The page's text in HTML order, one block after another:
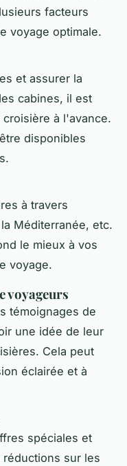
facteurs
voyage optimale.
et assurer la
cabines, il est
à l'avance.
disponibles
à travers
Méditerranée, etc.
le mieux à vos
voyage.
voyageurs
témoignages de
une idée de leur
Cela peut
éclairée et à
spéciales et
sur les